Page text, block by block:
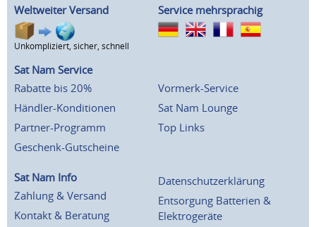
Weltweiter Versand
Unkompliziert, sicher, schnell
Service mehrsprachig
Sat Nam Service
Rabatte bis 20%
Händler-Konditionen
Partner-Programm
Geschenk-Gutscheine
Vormerk-Service
Sat Nam Lounge
Top Links
Sat Nam Info
Zahlung & Versand
Kontakt & Beratung
Datenschutzerklärung
Entsorgung Batterien &
Elektrogeräte